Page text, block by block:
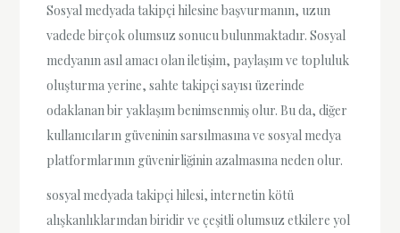
Sosyal medyada takipçi hilesine başvurmanın, uzun
vadede birçok olumsuz sonucu bulunmaktadır. Sosyal
medyanın asıl amacı olan iletişim, paylaşım ve topluluk
oluşturma yerine, sahte takipçi sayısı üzerinde
odaklanan bir yaklaşım benimsenmiş olur. Bu da, diğer
kullanıcıların güveninin sarsılmasına ve sosyal medya
platformlarının güvenirliğinin azalmasına neden olur.
sosyal medyada takipçi hilesi, internetin kötü
alışkanlıklarından biridir ve çeşitli olumsuz etkilere yol